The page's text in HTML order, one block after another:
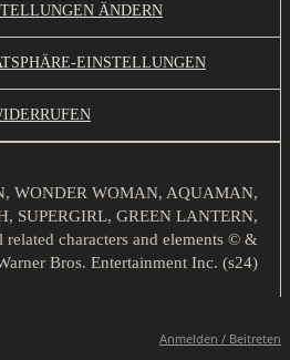
ÄNDERN
EINSTELLUNGEN
WONDER WOMAN, AQUAMAN,
SUPERGIRL, GREEN LANTERN,
characters and elements © &
Bros. Entertainment Inc. (s24)
Anmelden / Beitreten